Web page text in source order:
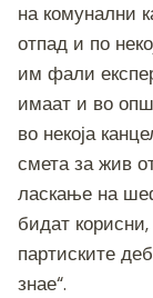
на комунални
отпад и по
им фали
имаат и во
во некоја
смета за жив
ласкање на
бидат
партиските
знае“.